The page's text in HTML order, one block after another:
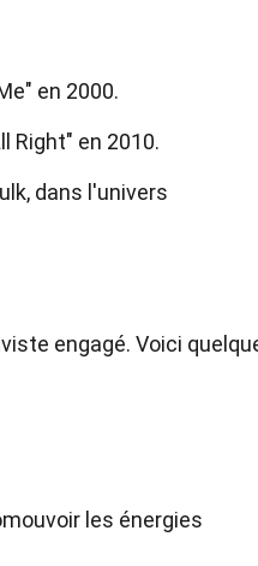
en 2000.
Right" en 2010.
dans l'univers
engagé. Voici
les énergies